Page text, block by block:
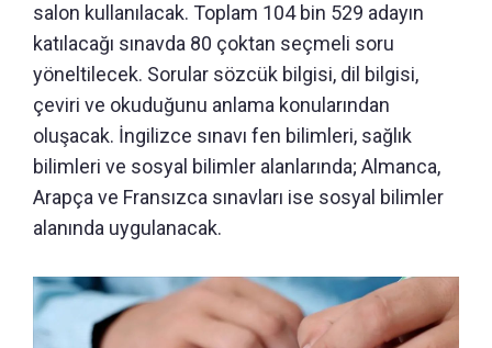
salon kullanılacak. Toplam 104 bin 529 adayın
katılacağı sınavda 80 çoktan seçmeli soru
yöneltilecek. Sorular sözcük bilgisi, dil bilgisi,
çeviri ve okuduğunu anlama konularından
oluşacak. İngilizce sınavı fen bilimleri, sağlık
bilimleri ve sosyal bilimler alanlarında; Almanca,
Arapça ve Fransızca sınavları ise sosyal bilimler
alanında uygulanacak.